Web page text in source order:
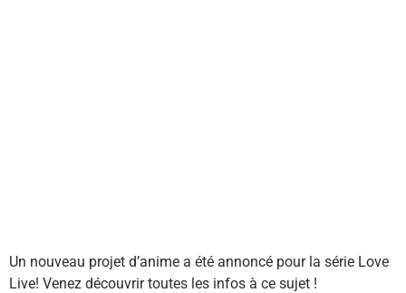
Un nouveau projet d’anime a été annoncé pour la série Love
Live! Venez découvrir toutes les infos à ce sujet !